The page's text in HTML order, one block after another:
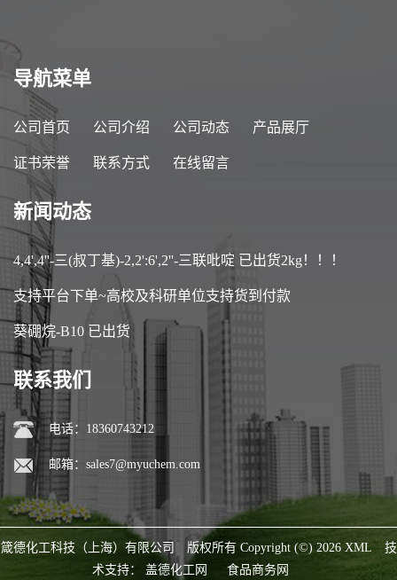
导航菜单
公司首页 公司介绍 公司动态 产品展厅
证书荣誉 联系方式 在线留言
新闻动态
4,4',4''-三(叔丁基)-2,2':6',2''-三联吡啶 已出货2kg！！！
支持平台下单~高校及科研单位支持货到付款
葵硼烷-B10 已出货
联系我们
电话：18360743212
邮箱： sales7@myuchem.com
箴德化工科技（上海）有限公司 版权所有 Copyright (©) 2026 XML
技
术支持： 盖德化工网 食品商务网